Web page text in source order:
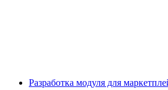
Разработка модуля для